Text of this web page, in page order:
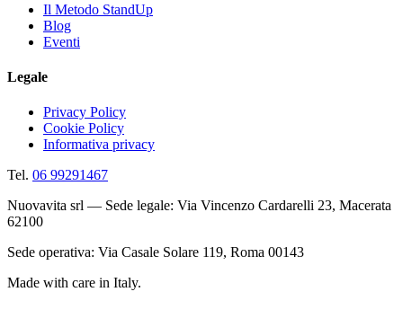
Il Metodo StandUp
Blog
Eventi
Legale
Privacy Policy
Cookie Policy
Informativa privacy
Tel. 06 99291467
Nuovavita srl — Sede legale: Via Vincenzo Cardarelli 23, Macerata
62100
Sede operativa: Via Casale Solare 119, Roma 00143
Made with care in Italy.